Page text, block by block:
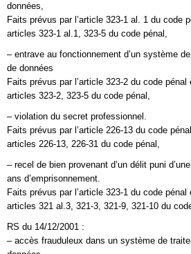
données,
Faits prévus par l’article 323-1 al. 1 du code
articles 323-1 al.1, 323-5 du code pénal,
– entrave au fonctionnement d’un système
de données
Faits prévus par l’article 323-2 du code
articles 323-2, 323-5 du code pénal,
– violation du secret professionnel.
Faits prévus par l’article 226-13 du code
articles 226-13, 226-31 du code pénal,
– recel de bien provenant d’un délit puni
ans d’emprisonnement.
Faits prévus par l’article 323-1 du code
articles 321 al.3, 321-3, 321-9, 321-10 du
RS du 14/12/2001 :
– accès frauduleux dans un système de